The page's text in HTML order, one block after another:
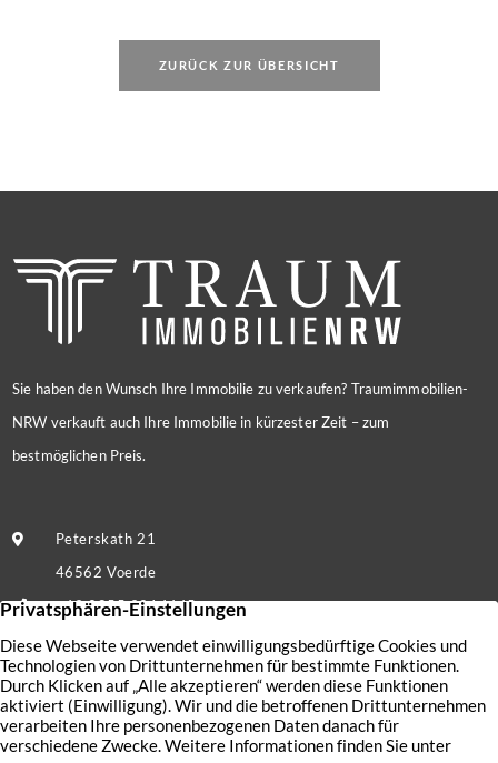
ZURÜCK ZUR ÜBERSICHT
Sie haben den Wunsch Ihre Immobilie zu verkaufen? Traumimmobilien-
NRW verkauft auch Ihre Immobilie in kürzester Zeit – zum
bestmöglichen Preis.
Peterskath 21
46562 Voerde
+49 2855 9214445
Nachricht senden
Kontakt
Nutzungsbedingungen
Aktuelles
Datenschutz